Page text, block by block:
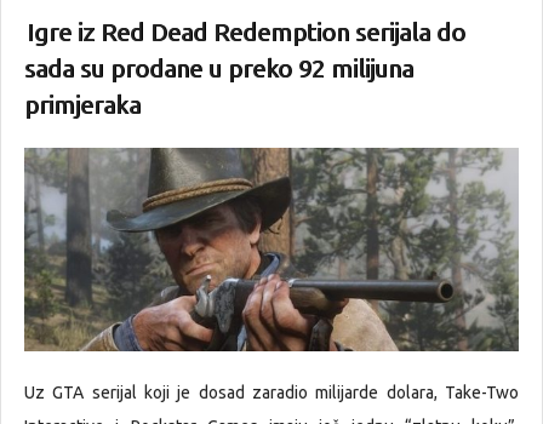
Igre iz Red Dead Redemption serijala do
sada su prodane u preko 92 milijuna
primjeraka
Uz GTA serijal koji je dosad zaradio milijarde dolara, Take-Two